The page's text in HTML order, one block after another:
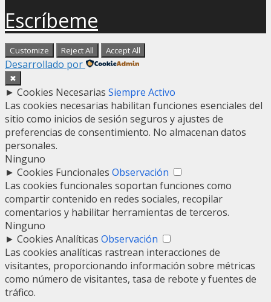
Escríbeme
Customize Reject All Accept All
Desarrollado por
✖
► Cookies Necesarias Siempre Activo
Las cookies necesarias habilitan funciones esenciales del
sitio como inicios de sesión seguros y ajustes de
preferencias de consentimiento. No almacenan datos
personales.
Ninguno
► Cookies Funcionales Observación
Las cookies funcionales soportan funciones como
compartir contenido en redes sociales, recopilar
comentarios y habilitar herramientas de terceros.
Ninguno
► Cookies Analíticas Observación
Las cookies analíticas rastrean interacciones de
visitantes, proporcionando información sobre métricas
como número de visitantes, tasa de rebote y fuentes de
tráfico.